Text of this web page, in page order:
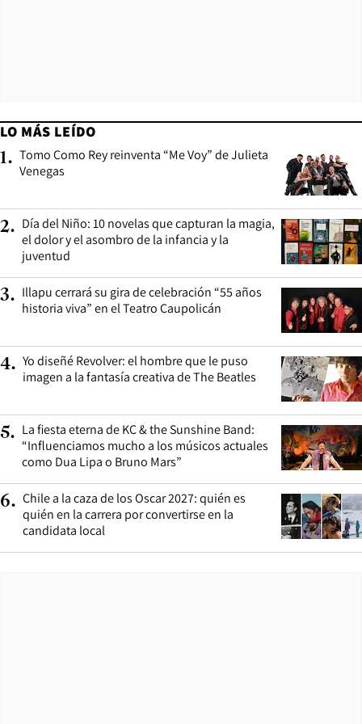
LO MÁS LEÍDO
1. Tomo Como Rey reinventa “Me Voy” de Julieta
Venegas
2. Día del Niño: 10 novelas que capturan la magia,
el dolor y el asombro de la infancia y la
juventud
3. Illapu cerrará su gira de celebración “55 años
historia viva” en el Teatro Caupolicán
4. Yo diseñé Revolver: el hombre que le puso
imagen a la fantasía creativa de The Beatles
5. La fiesta eterna de KC & the Sunshine Band:
“Influenciamos mucho a los músicos actuales
como Dua Lipa o Bruno Mars”
6. Chile a la caza de los Oscar 2027: quién es
quién en la carrera por convertirse en la
candidata local